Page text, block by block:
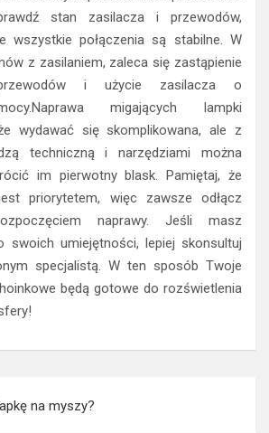
stan zasilacza i przewodów,
wszystkie połączenia są stabilne. W
z zasilaniem, zaleca się zastąpienie
i użycie zasilacza o
migających lampki
wydawać się skomplikowana, ale z
techniczną i narzędziami można
im pierwotny blask. Pamiętaj, że
priorytetem, więc zawsze odłącz
naprawy. Jeśli masz
swoich umiejętności, lepiej skonsultuj
specjalistą. W ten sposób Twoje
będą gotowe do rozświetlenia
na myszy?